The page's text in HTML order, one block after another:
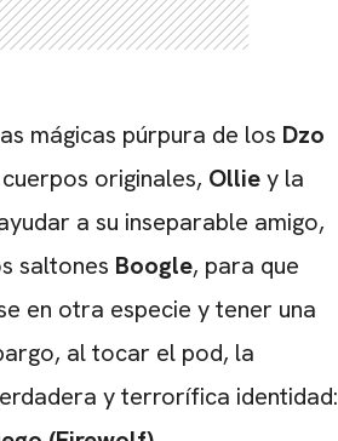
mágicas púrpura de los Dzo
originales, Olliey la
a su inseparable amigo,
saltones Boogle, para que
en otra especie y tener una
al tocar el pod, la
y terrorífica identidad: